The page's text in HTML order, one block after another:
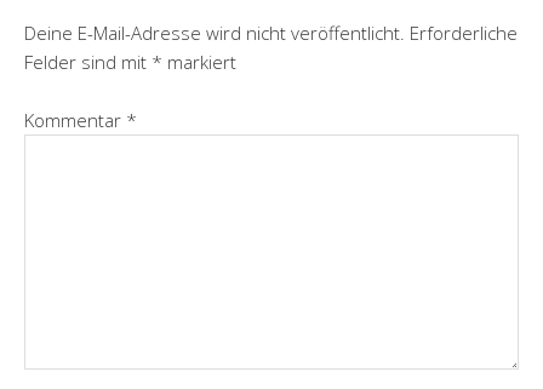
Deine E-Mail-Adresse wird nicht veröffentlicht. Erforderliche
Felder sind mit * markiert
Kommentar *